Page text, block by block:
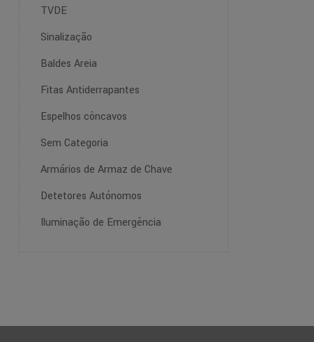
TVDE
Sinalização
Baldes Areia
Fitas Antiderrapantes
Espelhos côncavos
Sem Categoria
Armários de Armaz de Chave
Detetores Autónomos
Iluminação de Emergência